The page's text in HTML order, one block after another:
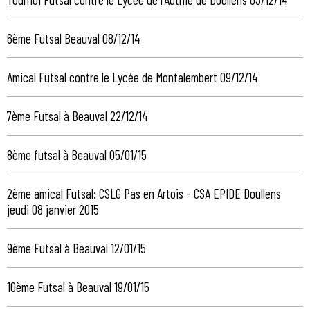
6ème Futsal Beauval 08/12/14
Amical Futsal contre le Lycée de Montalembert 09/12/14
7ème Futsal à Beauval 22/12/14
8ème futsal à Beauval 05/01/15
2ème amical Futsal: CSLG Pas en Artois - CSA EPIDE Doullens
jeudi 08 janvier 2015
9ème Futsal à Beauval 12/01/15
10ème Futsal à Beauval 19/01/15